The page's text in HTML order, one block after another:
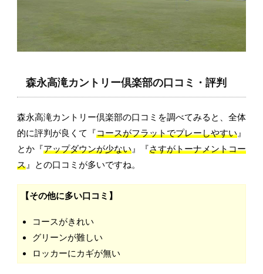
森永高滝カントリー倶楽部の口コミ・評判
森永高滝カントリー倶楽部の口コミを調べてみると、全体
的に評判が良くて『コースがフラットでプレーしやすい 』
とか『アップダウンが少ない 』『さすがトーナメントコー
ス 』との口コミが多いですね。
【その他に多い口コミ】
コースがきれい
グリーンが難しい
ロッカーにカギが無い